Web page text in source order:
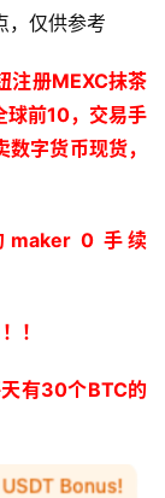
，仅供参考
注册MEXC抹茶
球前10，交易手
字货币现货，
maker 0 手续
！
有30个BTC的